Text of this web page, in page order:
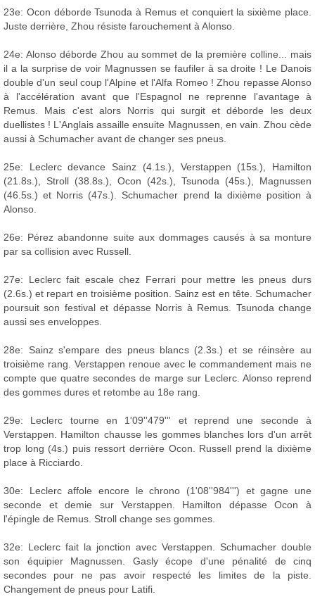
23e: Ocon déborde Tsunoda à Remus et conquiert la sixième place.
Juste derrière, Zhou résiste farouchement à Alonso.
24e: Alonso déborde Zhou au sommet de la première colline... mais
il a la surprise de voir Magnussen se faufiler à sa droite ! Le Danois
double d'un seul coup l'Alpine et l'Alfa Romeo ! Zhou repasse Alonso
à l'accélération avant que l'Espagnol ne reprenne l'avantage à
Remus. Mais c'est alors Norris qui surgit et déborde les deux
duellistes ! L'Anglais assaille ensuite Magnussen, en vain. Zhou cède
aussi à Schumacher avant de changer ses pneus.
25e: Leclerc devance Sainz (4.1s.), Verstappen (15s.), Hamilton
(21.8s.), Stroll (38.8s.), Ocon (42s.), Tsunoda (45s.), Magnussen
(46.5s.) et Norris (47s.). Schumacher prend la dixième position à
Alonso.
26e: Pérez abandonne suite aux dommages causés à sa monture
par sa collision avec Russell.
27e: Leclerc fait escale chez Ferrari pour mettre les pneus durs
(2.6s.) et repart en troisième position. Sainz est en tête. Schumacher
poursuit son festival et dépasse Norris à Remus. Tsunoda change
aussi ses enveloppes.
28e: Sainz s'empare des pneus blancs (2.3s.) et se réinsère au
troisième rang. Verstappen renoue avec le commandement mais ne
compte que quatre secondes de marge sur Leclerc. Alonso reprend
des gommes dures et retombe au 18e rang.
29e: Leclerc tourne en 1'09''479''' et reprend une seconde à
Verstappen. Hamilton chausse les gommes blanches lors d'un arrêt
trop long (4s.) puis ressort derrière Ocon. Russell prend la dixième
place à Ricciardo.
30e: Leclerc affole encore le chrono (1'08''984''') et gagne une
seconde et demie sur Verstappen. Hamilton dépasse Ocon à
l'épingle de Remus. Stroll change ses gommes.
32e: Leclerc fait la jonction avec Verstappen. Schumacher double
son équipier Magnussen. Gasly écope d'une pénalité de cinq
secondes pour ne pas avoir respecté les limites de la piste.
Changement de pneus pour Latifi.